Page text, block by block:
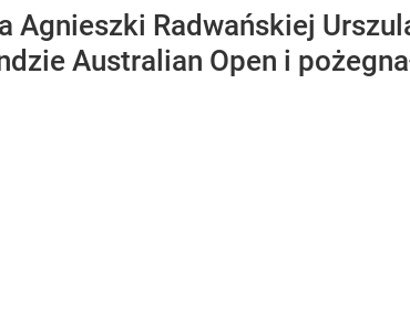
Agnieszki Radwańskiej
Australian Open i